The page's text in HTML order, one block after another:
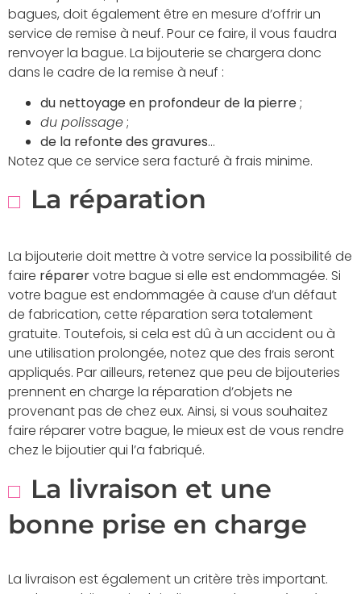
bagues, doit également être en mesure d’offrir un
service de remise à neuf. Pour ce faire, il vous faudra
renvoyer la bague. La bijouterie se chargera donc
dans le cadre de la remise à neuf :
du nettoyage en profondeur de la pierre;
du polissage;
de la refonte des gravures…
Notez que ce service sera facturé à frais minime.
La réparation
La bijouterie doit mettre à votre service la possibilité de
faire réparervotre bague si elle est endommagée. Si
votre bague est endommagée à cause d’un défaut
de fabrication, cette réparation sera totalement
gratuite. Toutefois, si cela est dû à un accident ou à
une utilisation prolongée, notez que des frais seront
appliqués. Par ailleurs, retenez que peu de bijouteries
prennent en charge la réparation d’objets ne
provenant pas de chez eux. Ainsi, si vous souhaitez
faire réparer votre bague, le mieux est de vous rendre
chez le bijoutier qui l’a fabriqué.
La livraison et une
bonne prise en charge
La livraison est également un critère très important.